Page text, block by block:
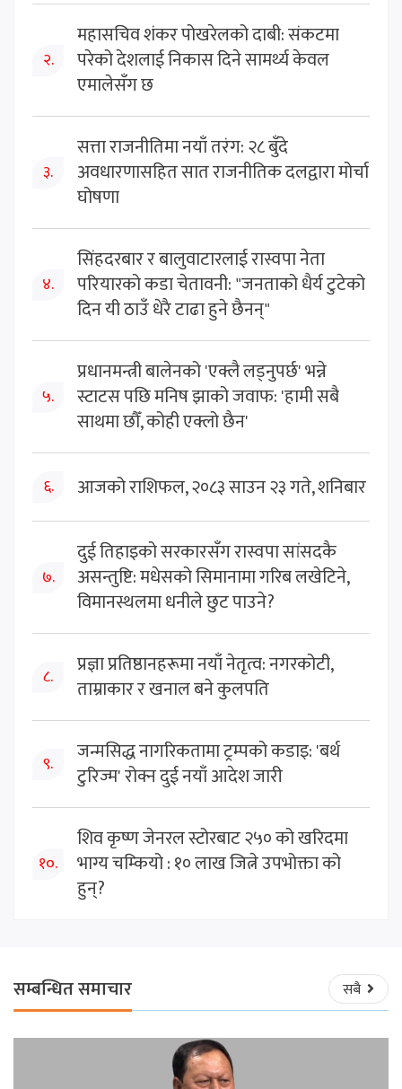
२.
महासचिव शंकर पोखरेलको दाबी: संकटमा
परेको देशलाई निकास दिने सामर्थ्य केवल
एमालेसँग छ
३.
सत्ता राजनीतिमा नयाँ तरंग: २८ बुँदे
अवधारणासहित सात राजनीतिक दलद्वारा मोर्चा
घोषणा
४.
सिंहदरबार र बालुवाटारलाई रास्वपा नेता
परियारको कडा चेतावनी: "जनताको धैर्य टुटेको
दिन यी ठाउँ धेरै टाढा हुने छैनन्"
५.
प्रधानमन्त्री बालेनको 'एक्लै लड्नुपर्छ' भन्ने
स्टाटस पछि मनिष झाको जवाफ: 'हामी सबै
साथमा छौँ, कोही एक्लो छैन'
६. आजको राशिफल, २०८३ साउन २३ गते, शनिबार
७.
दुई तिहाइको सरकारसँग रास्वपा सांसदकै
असन्तुष्टि: मधेसको सिमानामा गरिब लखेटिने,
विमानस्थलमा धनीले छुट पाउने?
८.
प्रज्ञा प्रतिष्ठानहरूमा नयाँ नेतृत्व: नगरकोटी,
ताम्राकार र खनाल बने कुलपति
९.
जन्मसिद्ध नागरिकतामा ट्रम्पको कडाइ: 'बर्थ
टुरिज्म' रोक्न दुई नयाँ आदेश जारी
१०.
शिव कृष्ण जेनरल स्टोरबाट २५० को खरिदमा
भाग्य चम्कियो : १० लाख जित्ने उपभोक्ता को
हुन्?
सम्बन्धित समाचार सबै